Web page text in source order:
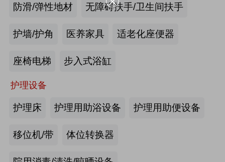
防滑/弹性地材 无障碍扶手/卫生间扶手
护墙/护角 医养家具 适老化座便器
座椅电梯 步入式浴缸
护理设备
护理床 护理用助浴设备 护理用助便设备
移位机/带 体位转换器
最新资讯
海尔电动轮椅-海尔智慧康养
第46届西部国际医疗器械展览会
产业头条